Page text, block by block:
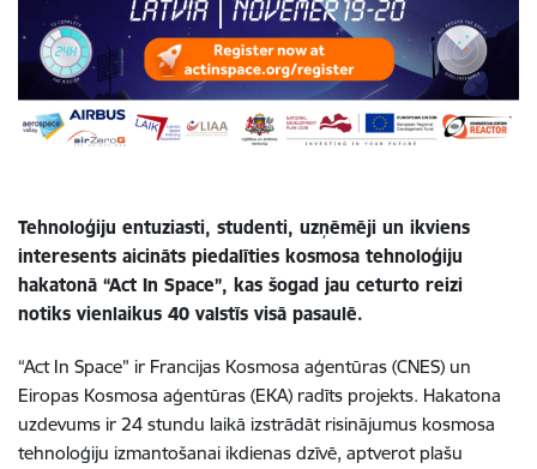
Tehnoloģiju entuziasti, studenti, uzņēmēji un ikviens
interesents aicināts piedalīties kosmosa tehnoloģiju
hakatonā “Act In Space”, kas šogad jau ceturto reizi
notiks vienlaikus 40 valstīs visā pasaulē.
“Act In Space” ir Francijas Kosmosa aģentūras (CNES) un
Eiropas Kosmosa aģentūras (EKA) radīts projekts. Hakatona
uzdevums ir 24 stundu laikā izstrādāt risinājumus kosmosa
tehnoloģiju izmantošanai ikdienas dzīvē, aptverot plašu